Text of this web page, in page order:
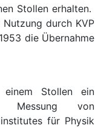
Stollen erhalten.
durch KVP
die Übernahme
Stollen ein
Messung von
für Physik